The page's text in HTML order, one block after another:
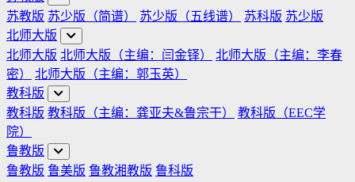
苏教版 苏少版（简谱） 苏少版（五线谱） 苏科版 苏少版
北师大版
北师大版 北师大版（主编：闫金铎）
北师大版（主编：李春
密）
北师大版（主编：郭玉英）
教科版
教科版 教科版（主编：龚亚夫&鲁宗干）
教科版（EEC学
院）
鲁教版
鲁教版 鲁美版 鲁教湘教版 鲁科版